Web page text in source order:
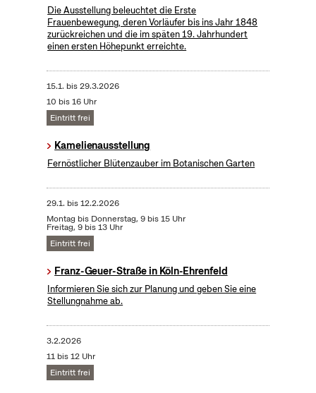
Die Ausstellung beleuchtet die Erste
Frauenbewegung, deren Vorläufer bis ins Jahr 1848
zurückreichen und die im späten 19. Jahrhundert
einen ersten Höhepunkt erreichte.
15.1. bis29.3.2026
10 bis 16 Uhr
Eintritt frei
Kamelienausstellung
Fernöstlicher Blütenzauber im Botanischen Garten
29.1. bis12.2.2026
Montag bis Donnerstag, 9 bis 15 Uhr
Freitag, 9 bis 13 Uhr
Eintritt frei
Franz-Geuer-Straße in Köln-Ehrenfeld
Informieren Sie sich zur Planung und geben Sie eine
Stellungnahme ab.
3.2.2026
11 bis 12 Uhr
Eintritt frei